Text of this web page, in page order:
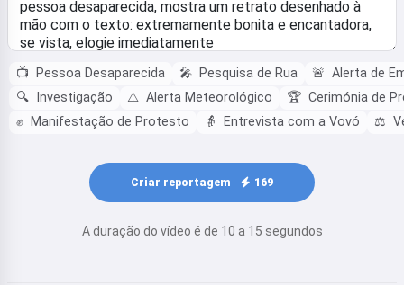
📺 Pessoa Desaparecida 🎤 Pesquisa de Rua 🚨 Alerta de
🔍
Investigação ⚠️ Alerta Meteorológico 🏆 Cerimónia de
✊ Manifestação de Protesto 👵 Entrevista com a Vovó ⚖️
Criar reportagem 169
A duração do vídeo é de 10 a 15 segundos